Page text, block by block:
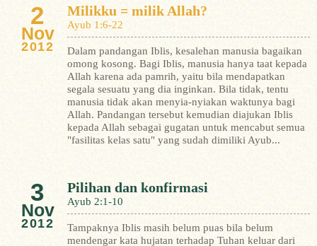
2
Nov
2012
Milikku = milik Allah?
Ayub 1:6-22
Dalam pandangan Iblis, kesalehan manusia bagaikan
omong kosong. Bagi Iblis, manusia hanya taat kepada
Allah karena ada pamrih, yaitu bila mendapatkan
segala sesuatu yang dia inginkan. Bila tidak, tentu
manusia tidak akan menyia-nyiakan waktunya bagi
Allah. Pandangan tersebut kemudian diajukan Iblis
kepada Allah sebagai gugatan untuk mencabut semua
"fasilitas kelas satu" yang sudah dimiliki Ayub...
3
Nov
2012
Pilihan dan konfirmasi
Ayub 2:1-10
Tampaknya Iblis masih belum puas bila belum
mendengar kata hujatan terhadap Tuhan keluar dari